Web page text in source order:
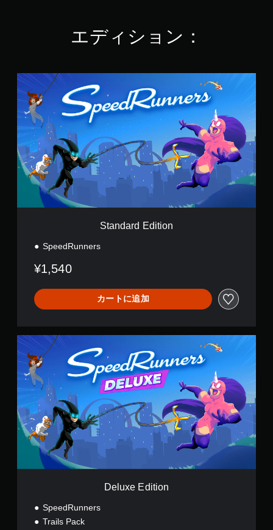
エディション：
S
t
a
n
a
r
d
E
i
Standard Edition
SpeedRunners
¥1,540
カートに追加
D
e
l
u
e
E
d
i
n
Deluxe Edition
SpeedRunners
Trails Pack